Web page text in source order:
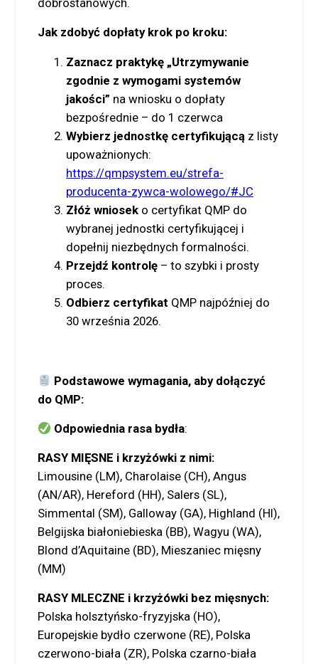
Jak zdobyć dopłaty krok po kroku:
Zaznacz praktykę „Utrzymywanie
zgodnie z wymogami systemów
jakości” na wniosku o dopłaty
bezpośrednie – do 1 czerwca
Wybierz jednostkę certyfikującą z listy
upoważnionych:
https://qmpsystem.eu/strefa-
producenta-zywca-wolowego/#JC
Złóż wniosek o certyfikat QMP do
wybranej jednostki certyfikującej i
dopełnij niezbędnych formalności.
Przejdź kontrolę – to szybki i prosty
proces.
Odbierz certyfikat QMP najpóźniej do
30 września 2026.
Podstawowe wymagania, aby dołączyć
do QMP:
Odpowiednia rasa bydła:
RASY MIĘSNE i krzyżówki z nimi:
Limousine (LM), Charolaise (CH), Angus
(AN/AR), Hereford (HH), Salers (SL),
Simmental (SM), Galloway (GA), Highland (HI),
Belgijska białoniebieska (BB), Wagyu (WA),
Blond d’Aquitaine (BD), Mieszaniec mięsny
(MM)
RASY MLECZNE i krzyżówki bez mięsnych:
Polska holsztyńsko-fryzyjska (HO),
Europejskie bydło czerwone (RE), Polska
czerwono-biała (ZR), Polska czarno-biała